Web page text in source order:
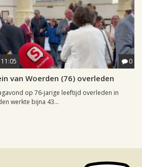
0
van Woerden (76) overleden
op 76-jarige leeftijd overleden in
werkte bijna 43...